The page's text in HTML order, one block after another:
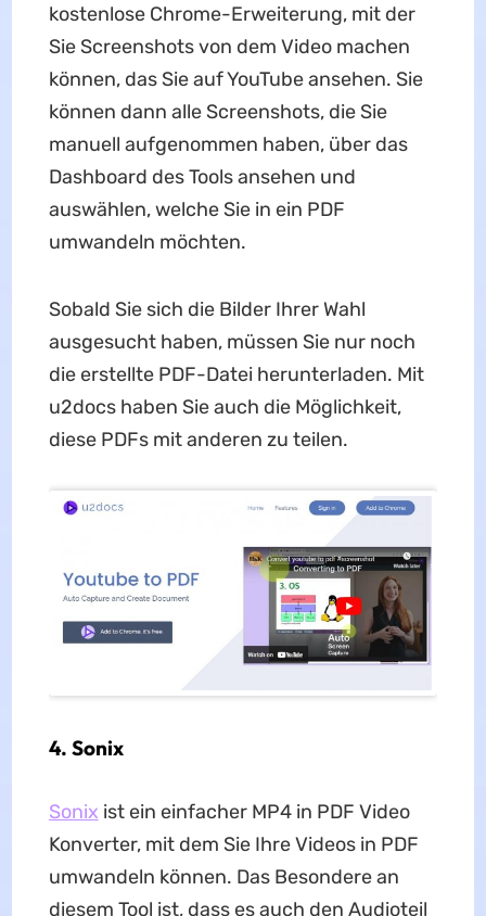
kostenlose Chrome-Erweiterung, mit der
Sie Screenshots von dem Video machen
können, das Sie auf YouTube ansehen. Sie
können dann alle Screenshots, die Sie
manuell aufgenommen haben, über das
Dashboard des Tools ansehen und
auswählen, welche Sie in ein PDF
umwandeln möchten.
Sobald Sie sich die Bilder Ihrer Wahl
ausgesucht haben, müssen Sie nur noch
die erstellte PDF-Datei herunterladen. Mit
u2docs haben Sie auch die Möglichkeit,
diese PDFs mit anderen zu teilen.
4. Sonix
Sonix ist ein einfacher MP4 in PDF Video
Konverter, mit dem Sie Ihre Videos in PDF
umwandeln können. Das Besondere an
diesem Tool ist, dass es auch den Audioteil